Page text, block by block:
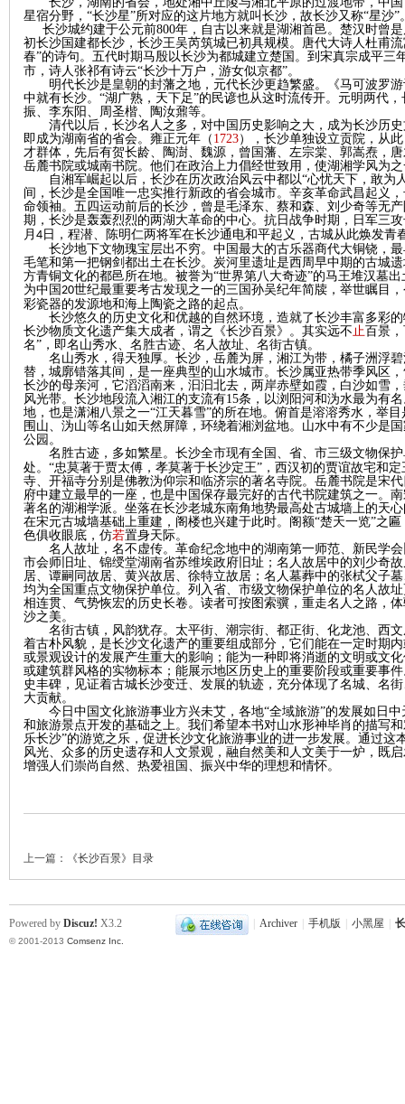
星宿分野，“长沙星”所对应的这片地方就叫长沙，故长沙又称“星沙”
长沙城约建于公元前800年，自古以来就是湖湘首邑。楚汉时曾
初长沙国建都长沙，长沙王吴芮筑城已初具规模。唐代大诗人杜甫
春”的诗句。五代时期马殷以长沙为都城建立楚国。到宋真宗成平三
市，诗人张祁有诗云“长沙十万户，游女似京都”。
明代长沙是皇朝的封藩之地，元代长沙更趋繁盛。《马可波罗
中就有长沙。 “湖广熟，天下足”的民谚也从这时流传开。元明两代
振、李东阳、周圣楷、陶汝鼐等。
清代以后，长沙名人之多，对中国历史影响之大，成为长沙历
即成为湖南省的省会。雍正元年（ 1723），长沙单独设立贡院，从
才群体，先后有贺长龄、陶澍、魏源，曾国藩、左宗棠、郭嵩焘，
岳麓书院或城南书院。他们在政治上力倡经世致用，使湖湘学风为
自湘军崛起以后，长沙在历次政治风云中都以“心忧天下，敢为
间，长沙是全国唯一忠实推行新政的省会城市。辛亥革命武昌起义
命领袖。五四运动前后的长沙，曾是毛泽东、蔡和森、刘少奇等无
期，长沙是轰轰烈烈的两湖大革命的中心。抗日战争时期，日军三
月 4 日，程潜、陈明仁两将军在长沙通电和平起义，古城从此焕发青
长沙地下文物瑰宝层出不穷。中国最大的古乐器商代大铜铙，
毛笔和第一把钢剑都出土在长沙。 炭河里遗址是西周早中期的古城
方青铜文化的都邑所在地。 被誉为“世界第八大奇迹”的马王堆汉墓
为中国 20世纪最重要考古发现之一的三国孙吴纪年简牍，举世瞩目
彩瓷器的发源地和海上陶瓷之路的起点。
长沙悠久的历史文化和优越的自然环境，造就了长沙丰富多彩
长沙物质文化遗产集大成者，谓之《长沙百景》。其实远不止百景
名”，即名山秀水、名胜古迹、名人故址、名街古镇。
名山秀水，得天独厚。长沙，岳麓为屏，湘江为带，橘子洲浮
替，城廓错落其间，是一座典型的山水城市。长沙属亚热带季风区
长沙的母亲河，它滔滔南来，汩汩北去，两岸赤壁如霞，白沙如雪
风光带。长沙地段流入湘江的支流有15条，以浏阳河和沩水最为有
地，也是潇湘八景之一“江天暮雪”的所在地。俯首是溶溶秀水，举
围山、沩山等名山如天然屏障，环绕着湘浏盆地。山水中有不少是
公园。
名胜古迹，多如繁星。长沙全市现有全国、省、市三级文物保
处。 “忠莫著于贾太傅，孝莫著于长沙定王” ，西汉初的贾谊故宅和
寺、开福寺分别是佛教沩仰宗和临济宗的著名寺院。岳麓书院是宋
府中建立最早的一座，也是中国保存最完好的古代书院建筑之一。
著名的湖湘学派。坐落在长沙老城东南角地势最高处古城墙上的天
在宋元古城墙基础上重建，阁楼也兴建于此时。阁额“楚天一览”之
色俱收眼底，仿若置身天际。
名人故址，名不虚传。革命纪念地中的湖南第一师范、新民学
市会师旧址、锦绶堂湖南省苏维埃政府旧址；名人故居中的刘少奇
居、谭嗣同故居、黄兴故居、徐特立故居；名人墓葬中的张栻父子
均为全国重点文物保护单位。列入省、市级文物保护单位的名人故
相连贯、气势恢宏的历史长卷。 读者可按图索骥，重走名人之路，
沙之美。
名街古镇，风韵犹存。太平街、潮宗街、都正街、化龙池、西
着古朴风貌，是长沙文化遗产的重要组成部分，它们能在一定时期
或景观设计的发展产生重大的影响；能为一种即将消逝的文明或文
或建筑群风格的实物标本 ；能展示地区历史上的重要阶段或重要事
史丰碑，见证着古城长沙变迁、发展的轨迹，充分体现了名城、 名
大贡献。
今日中国文化旅游事业方兴未艾，各地“全域旅游”的发展如日
和旅游景点开发的基础之上。我们希望本书对山水形神毕肖的描写
乐长沙”的游览之乐，促进长沙文化旅游事业的进一步发展。通过
风光、众多的历史遗存和人文景观，融自然美和人文美于一炉，既
增强人们崇尚自然、热爱祖国、振兴中华的理想和情怀。
上一篇： 《长沙百景》目录
Archiver 手机版 小黑屋
Powered by Discuz! X3.2
© 2001-2013 Comsenz Inc.